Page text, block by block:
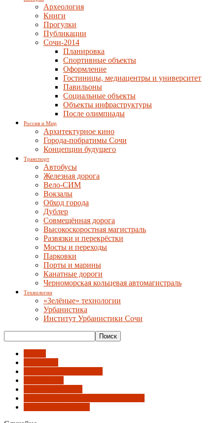
Археология
Книги
Прогулки
Публикации
Сочи-2014
Планировка
Спортивные объекты
Оформление
Гостиницы, медиацентры и университет
Павильоны
Социальные объекты
Объекты инфраструктуры
После олимпиады
Россия и Мир
Архитектурное кино
Города-побратимы Сочи
Концепции будущего
Транспорт
Автобусы
Железная дорога
Вело-СИМ
Вокзалы
Обход города
Дублер
Совмещённая дорога
Высокоскоростная магистраль
Развязки и перекрёстки
Мосты и переходы
Парковки
Порты и марины
Канатные дороги
Черноморская кольцевая автомагистраль
Технологии
«Зелёные» технологии
Урбанистика
Институт Урбанистики Сочи